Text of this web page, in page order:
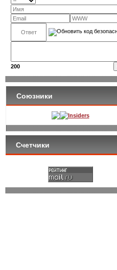
200
Союзники
Insiders
Счетчики